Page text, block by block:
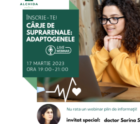
Shop
Tratamente
Iubim fructele